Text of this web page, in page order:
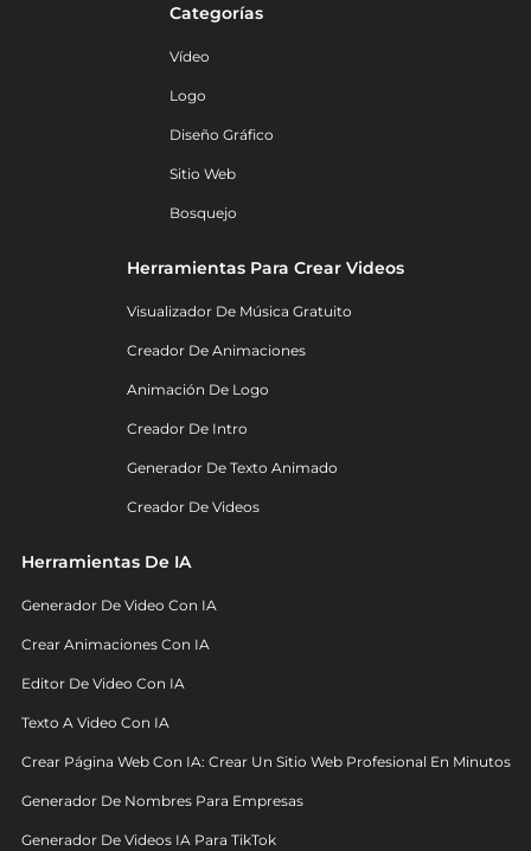
Categorías
Vídeo
Logo
Diseño Gráfico
Sitio Web
Bosquejo
Herramientas Para Crear Videos
Visualizador De Música Gratuito
Creador De Animaciones
Animación De Logo
Creador De Intro
Generador De Texto Animado
Creador De Videos
Herramientas De IA
Generador De Video Con IA
Crear Animaciones Con IA
Editor De Video Con IA
Texto A Video Con IA
Crear Página Web Con IA: Crear Un Sitio Web Profesional En Minutos
Generador De Nombres Para Empresas
Generador De Videos IA Para TikTok